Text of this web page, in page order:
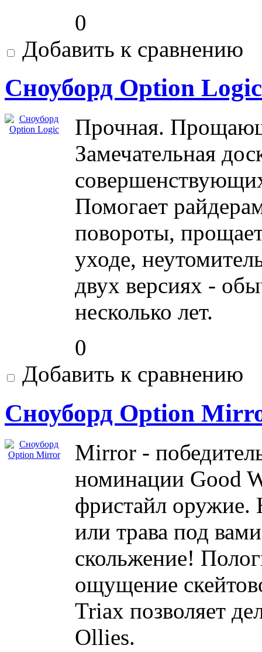
0
Добавить к сравнению
Сноуборд Option Logic
Прочная.
Замечательная
Помогает
повороты,
уходе,
двух версиях -
несколько лет.
0
Добавить к сравнению
Сноуборд Option
Mirror -
номинации Good
фристайл оружие.
или трава под
скольжение!
ощущение
Triax позволяет
Ollies.